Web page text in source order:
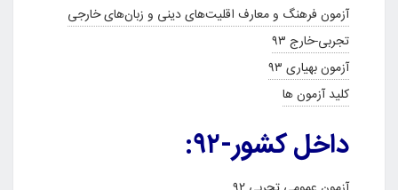
آزمون فرهنگ و معارف اقلیت‌های دینی و زبان‌های خارجی
تجربی-خارج ۹۳
آزمون بهیاری ۹۳
کلید آزمون ها
داخل کشور-۹۲: